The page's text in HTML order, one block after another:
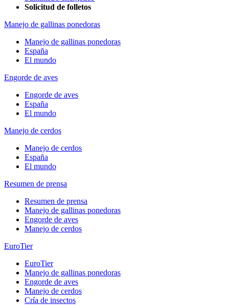
Solicitud de folletos
Manejo de gallinas ponedoras
Manejo de gallinas ponedoras
España
El mundo
Engorde de aves
Engorde de aves
España
El mundo
Manejo de cerdos
Manejo de cerdos
España
El mundo
Resumen de prensa
Resumen de prensa
Manejo de gallinas ponedoras
Engorde de aves
Manejo de cerdos
EuroTier
EuroTier
Manejo de gallinas ponedoras
Engorde de aves
Manejo de cerdos
Cría de insectos